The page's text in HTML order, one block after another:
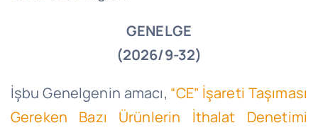
GENELGE
(2026/9-32)
İşbu Genelgenin amacı, “CE” İşareti Taşıması
Gereken Bazı Ürünlerin İthalat Denetimi